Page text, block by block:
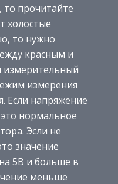
то прочитайте
холостые
то нужно
красным и
измерения
Если напряжение
это нормальное
Эсли не
значение
5В и больше в
меньше